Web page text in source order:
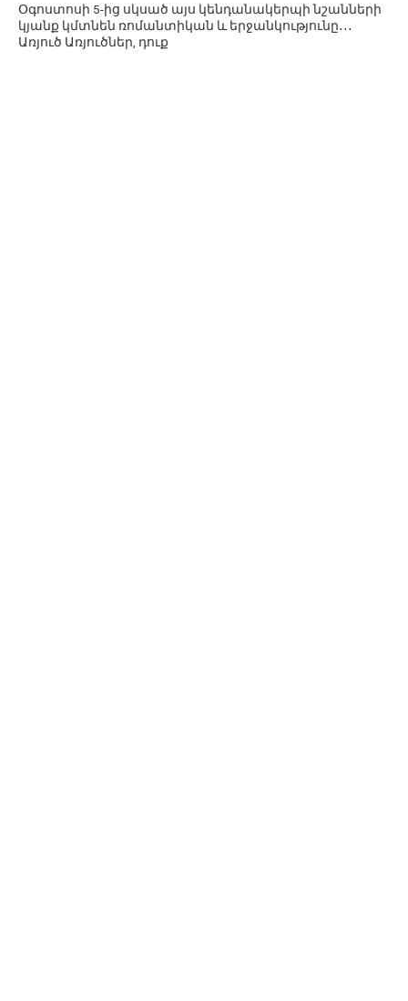
Օգոստոսի 5-ից սկսած այս կենդանակերպի նշանների
կյանք կմտնեն ռոմանտիկան և երջանկությունը․․․
Առյուծ Առյուծներ, դուք